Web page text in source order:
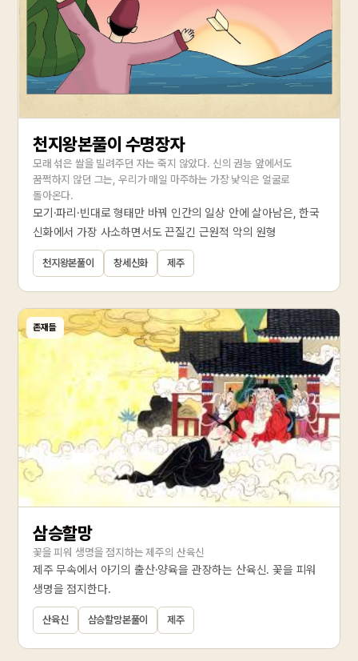
천지왕본풀이 수명장자
모래 섞은 쌀을 빌려주던 자는 죽지 않았다. 신의 권능 앞에서도
꿈쩍하지 않던 그는, 우리가 매일 마주하는 가장 낯익은 얼굴로
돌아온다.
모기·파리·빈대로 형태만 바꿔 인간의 일상 안에 살아남은, 한국
신화에서 가장 사소하면서도 끈질긴 근원적 악의 원형
천지왕본풀이 창세신화 제주
존재들
삼승할망
꽃을 피워 생명을 점지하는 제주의 산육신
제주 무속에서 아기의 출산·양육을 관장하는 산육신. 꽃을 피워
생명을 점지한다.
산육신 삼승할망본풀이 제주